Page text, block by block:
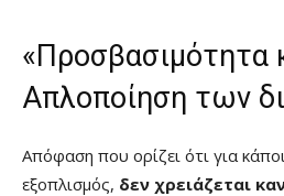
«Προσβασιμότητα
Απλοποίηση των
Απόφαση που ορίζει ότι για
εξοπλισμός, δεν χρειάζεται